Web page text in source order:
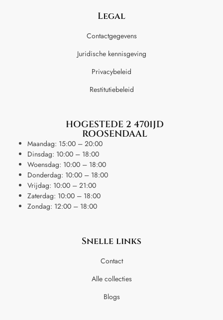
Legal
Contactgegevens
Juridische kennisgeving
Privacybeleid
Restitutiebeleid
HOGESTEDE 2 4701JD
ROOSENDAAL
Maandag: 15:00 – 20:00
Dinsdag: 10:00 – 18:00
Woensdag: 10:00 – 18:00
Donderdag: 10:00 – 18:00
Vrijdag: 10:00 – 21:00
Zaterdag: 10:00 – 18:00
Zondag: 12:00 – 18:00
Snelle links
Contact
Alle collecties
Blogs